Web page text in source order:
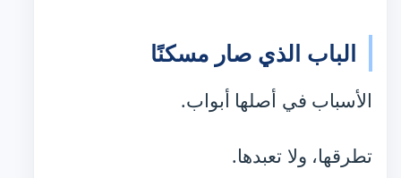
الباب الذي صار مسكنًا
الأسباب في أصلها أبواب.
تطرقها، ولا تعبدها.